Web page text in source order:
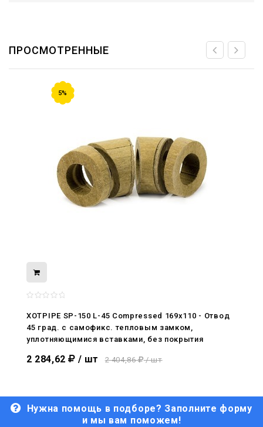
ПРОСМОТРЕННЫЕ
5%
XOTPIPE SP-150 L-45 Compressed 169x110 - Отвод
45 град. c самофикс. тепловым замком,
уплотняющимися вставками, без покрытия
2 284,62 / шт 2 404,86 / шт
Нужна помощь в подборе? Заполните форму
и мы вам поможем!
нами
29.04.2026
29.06.2026